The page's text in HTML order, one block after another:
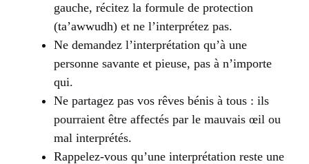
gauche, récitez la formule de protection
(ta’awwudh) et ne l’interprétez pas.
Ne demandez l’interprétation qu’à une
personne savante et pieuse, pas à n’importe
qui.
Ne partagez pas vos rêves bénis à tous : ils
pourraient être affectés par le mauvais œil ou
mal interprétés.
Rappelez-vous qu’une interprétation reste une